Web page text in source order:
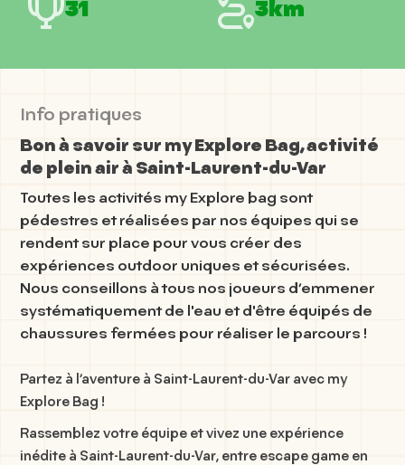
31 3km
Info pratiques
Bon à savoir sur my Explore Bag, activité
de plein air à Saint-Laurent-du-Var
Toutes les activités my Explore bag sont
pédestres et réalisées par nos équipes qui se
rendent sur place pour vous créer des
expériences outdoor uniques et sécurisées.
Nous conseillons à tous nos joueurs d’emmener
systématiquement de l'eau et d'être équipés de
chaussures fermées pour réaliser le parcours !
Partez à l’aventure à Saint-Laurent-du-Var avec my
Explore Bag !
Rassemblez votre équipe et vivez une expérience
inédite à Saint-Laurent-du-Var, entre escape game en